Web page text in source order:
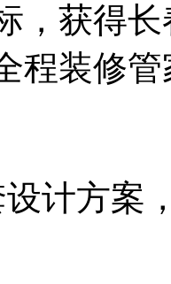
，获得
程装修
计方案